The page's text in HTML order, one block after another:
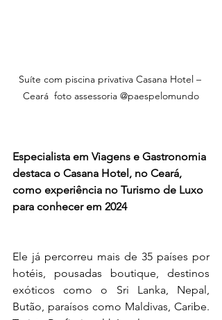
Suíte com piscina privativa Casana Hotel –
Ceará  foto assessoria @paespelomundo
Especialista em Viagens e Gastronomia
destaca o Casana Hotel, no Ceará,
como experiência no Turismo de Luxo
para conhecer em 2024
Ele já percorreu mais de 35 países por
hotéis, pousadas boutique, destinos
exóticos como o Sri Lanka, Nepal,
Butão, paraísos como Maldivas, Caribe.